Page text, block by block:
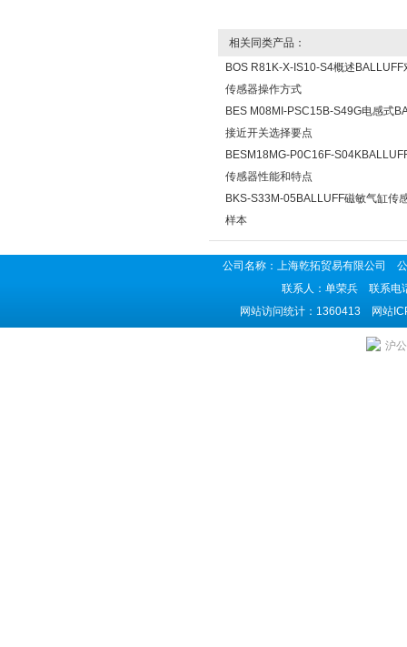
相关同类产品：
BOS R81K-X-IS10-S4概述BALLUFF
传感器操作方式
BES M08MI-PSC15B-S49G电感式
接近开关选择要点
BESM18MG-P0C16F-
传感器性能和特点
BKS-S33M-05BALLUFF磁敏气缸传
样本
公司名称：上海乾拓贸易有限公司
联系人：单荣兵 联系电
网站访问统计：1360413 网站
沪